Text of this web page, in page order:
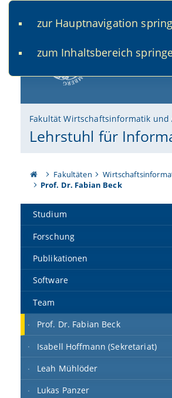
zur Hauptnavigation
zum Inhaltsbereich
Fakultät Wirtschaftsinformatik
Lehrstuhl für
Fakultäten
Prof. Dr. Fabian Beck
Studium
Forschung
Publikationen
Software
Team
Prof. Dr. Fabian Beck
Isabell Hoffmann (Sekretariat)
Leah Mühlöder
Lukas Panzer